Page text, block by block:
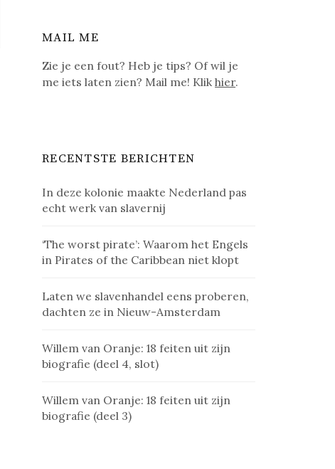
MAIL ME
Zie je een fout? Heb je tips? Of wil je
me iets laten zien? Mail me! Klikhier.
RECENTSTE BERICHTEN
In deze kolonie maakte Nederland pas
echt werk van slavernij
‘The worst pirate’: Waarom het Engels
in Pirates of the Caribbean niet klopt
Laten we slavenhandel eens proberen,
dachten ze in Nieuw-Amsterdam
Willem van Oranje: 18 feiten uit zijn
biografie (deel 4, slot)
Willem van Oranje: 18 feiten uit zijn
biografie (deel 3)